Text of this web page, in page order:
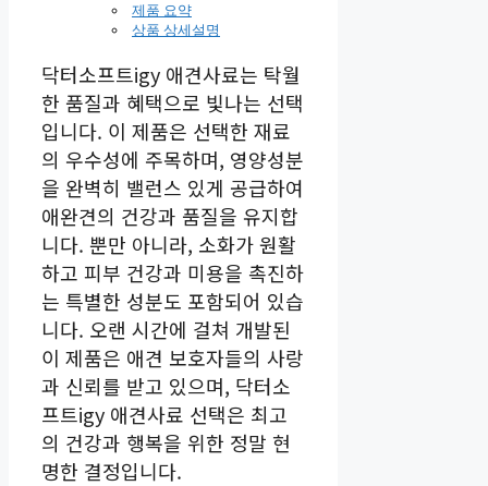
제품 요약
상품 상세설명
닥터소프트igy 애견사료는 탁월
한 품질과 혜택으로 빛나는 선택
입니다. 이 제품은 선택한 재료
의 우수성에 주목하며, 영양성분
을 완벽히 밸런스 있게 공급하여
애완견의 건강과 품질을 유지합
니다. 뿐만 아니라, 소화가 원활
하고 피부 건강과 미용을 촉진하
는 특별한 성분도 포함되어 있습
니다. 오랜 시간에 걸쳐 개발된
이 제품은 애견 보호자들의 사랑
과 신뢰를 받고 있으며, 닥터소
프트igy 애견사료 선택은 최고
의 건강과 행복을 위한 정말 현
명한 결정입니다.